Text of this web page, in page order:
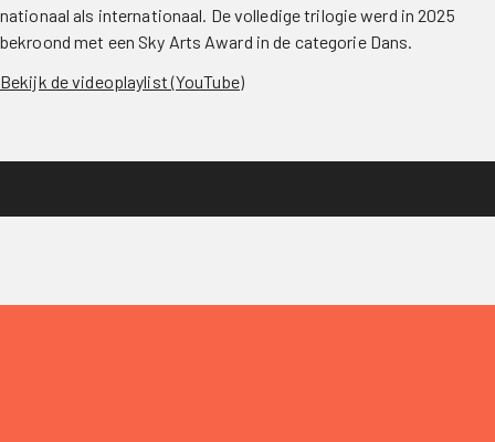
nationaal als internationaal. De volledige trilogie werd in 2025
bekroond met een Sky Arts Award in de categorie Dans.
Bekijk de videoplaylist (YouTube)